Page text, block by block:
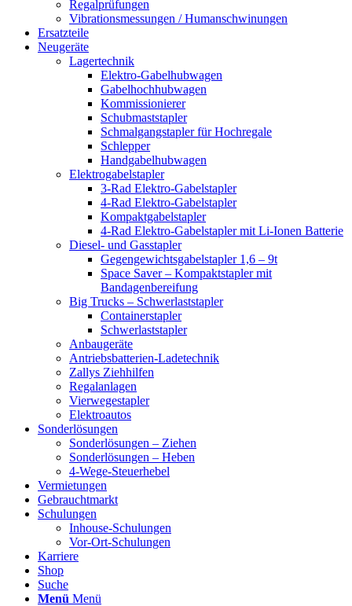
Regalprüfungen
Vibrationsmessungen / Humanschwinungen
Ersatzteile
Neugeräte
Lagertechnik
Elektro-Gabelhubwagen
Gabelhochhubwagen
Kommissionierer
Schubmaststapler
Schmalgangstapler für Hochregale
Schlepper
Handgabelhubwagen
Elektrogabelstapler
3-Rad Elektro-Gabelstapler
4-Rad Elektro-Gabelstapler
Kompaktgabelstapler
4-Rad Elektro-Gabelstapler mit Li-Ionen Batterie
Diesel- und Gasstapler
Gegengewichtsgabelstapler 1,6 – 9t
Space Saver – Kompaktstapler mit
Bandagenbereifung
Big Trucks – Schwerlaststapler
Containerstapler
Schwerlaststapler
Anbaugeräte
Antriebsbatterien-Ladetechnik
Zallys Ziehhilfen
Regalanlagen
Vierwegestapler
Elektroautos
Sonderlösungen
Sonderlösungen – Ziehen
Sonderlösungen – Heben
4-Wege-Steuerhebel
Vermietungen
Gebrauchtmarkt
Schulungen
Inhouse-Schulungen
Vor-Ort-Schulungen
Karriere
Shop
Suche
Menü Menü